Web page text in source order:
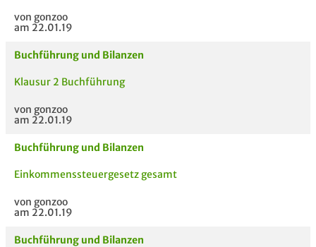
von gonzoo
am 22.01.19
Buchführung und Bilanzen
Klausur 2 Buchführung
von gonzoo
am 22.01.19
Buchführung und Bilanzen
Einkommenssteuergesetz gesamt
von gonzoo
am 22.01.19
Buchführung und Bilanzen